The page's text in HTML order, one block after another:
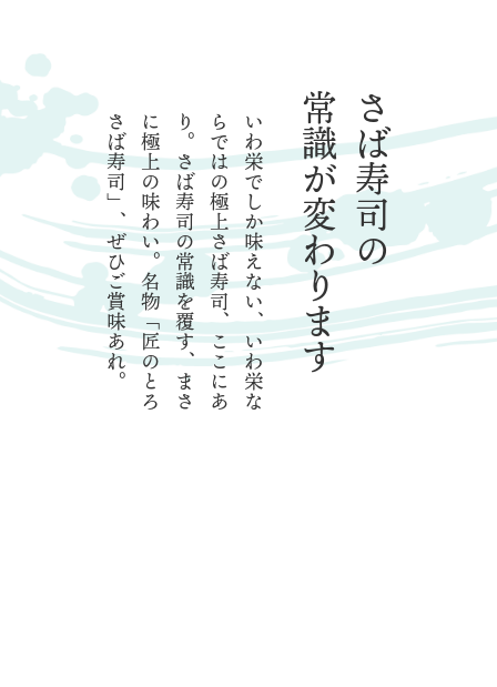
さば寿司の
常識が
変わります
い
わ
栄
で
し
か
味
え
な
い
、
い
わ
栄
な
ら
で
は
の
極
上
さ
ば
寿
司
、
こ
こ
に
あ
り
。
さ
ば
寿
司
の
常
識
を
覆
す
、
ま
さ
に
極
上
の
味
わ
い
。
名
物
「
匠
の
と
ろ
さ
ば
寿
司
」
、
ぜ
ひ
ご
賞
味
あ
れ
。